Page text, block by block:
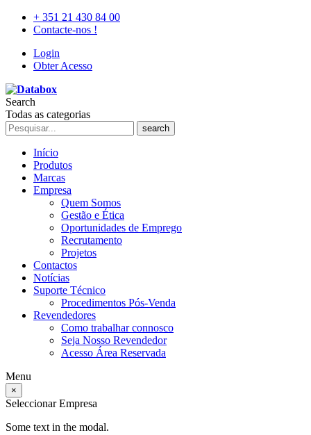
+ 351 21 430 84 00
Contacte-nos !
Login
Obter Acesso
Search
Todas as categorias
search
Início
Produtos
Marcas
Empresa
Quem Somos
Gestão e Ética
Oportunidades de Emprego
Recrutamento
Projetos
Contactos
Notícias
Suporte Técnico
Procedimentos Pós-Venda
Revendedores
Como trabalhar connosco
Seja Nosso Revendedor
Acesso Área Reservada
Menu
×
Seleccionar Empresa
Some text in the modal.